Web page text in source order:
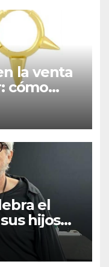
la venta
cómo
el
hijos